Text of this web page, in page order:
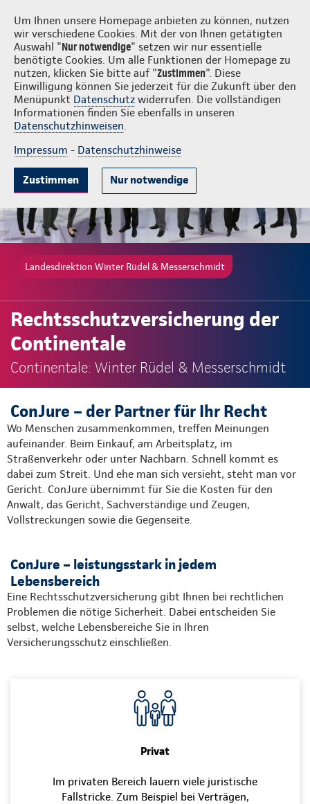
Um Ihnen unsere Homepage anbieten zu können, nutzen
wir verschiedene Cookies. Mit der von Ihnen getätigten
Auswahl "Nur notwendige" setzen wir nur essentielle
benötigte Cookies. Um alle Funktionen der Homepage zu
nutzen, klicken Sie bitte auf "Zustimmen". Diese
Einwilligung können Sie jederzeit für die Zukunft über den
Menüpunkt Datenschutz widerrufen. Die vollständigen
Informationen finden Sie ebenfalls in unseren
Datenschutzhinweisen.
Impressum - Datenschutzhinweise
Zustimmen Nur notwendige
Winter Rüdel & Messerschmidt Login
Gute Gründe Tarife & Leistungen Wissenswertes Beratung &
Landesdirektion Winter Rüdel & Messerschmidt
Rechtsschutzversicherung der
Continentale
Continentale: Winter Rüdel & Messerschmidt
ConJure – der Partner für Ihr Recht
Wo Menschen zusammenkommen, treffen Meinungen
aufeinander. Beim Einkauf, am Arbeitsplatz, im
Straßenverkehr oder unter Nachbarn. Schnell kommt es
dabei zum Streit. Und ehe man sich versieht, steht man vor
Gericht. ConJure übernimmt für Sie die Kosten für den
Anwalt, das Gericht, Sachverständige und Zeugen,
Vollstreckungen sowie die Gegenseite.
ConJure – leistungsstark in jedem
Lebensbereich
Eine Rechtsschutzversicherung gibt Ihnen bei rechtlichen
Problemen die nötige Sicherheit. Dabei entscheiden Sie
selbst, welche Lebensbereiche Sie in Ihren
Versicherungsschutz einschließen.
Privat
Im privaten Bereich lauern viele juristische
Fallstricke. Zum Beispiel bei Verträgen,